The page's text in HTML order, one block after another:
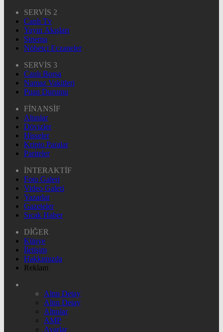
SERVİS 2
Canlı Tv
Yayın Akışları
Sinema
Nöbetçi Eczaneler
SERVİS 3
Canlı Borsa
Namaz Vakitleri
Puan Durumu
FİNANSİF
Altınlar
Dövizler
Hisseler
Kripto Paralar
Pariteler
İNTERAKTİF
Foto Galeri
Video Galeri
Yazarlar
Gazeteler
Sıcak Haber
DİĞER
Künye
İletişim
Hakkımızda
Reklam
Altın Detay
Altın Detay
Altınlar
AMP
Ayarlar